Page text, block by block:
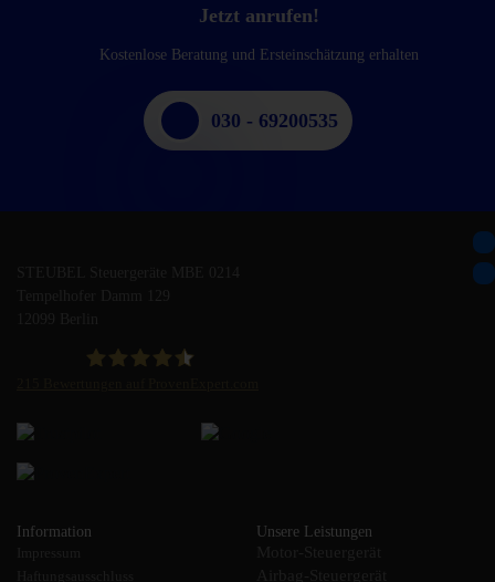
Jetzt anrufen!
Kostenlose Beratung und Ersteinschätzung erhalten
030 - 69200535
STEUBEL Steuergeräte Annahme Filiale MBE 0214
Information
Unsere Leistungen